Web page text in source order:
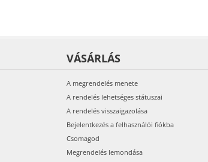
VÁSÁRLÁS
A megrendelés menete
A rendelés lehetséges státuszai
A rendelés visszaigazolása
Bejelentkezés a felhasználói fiókba
Csomagod
Megrendelés lemondása